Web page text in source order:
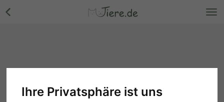
Ihre Privatsphäre ist uns